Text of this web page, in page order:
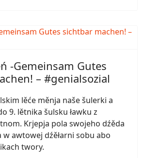
-Gemeinsam Gutes
– #genialsozial
lěće měnja naše šulerki a
9. lětnika šulsku ławku z
Krjepja pola swojeho dźěda
awtowej dźěłarni sobu abo
twory.